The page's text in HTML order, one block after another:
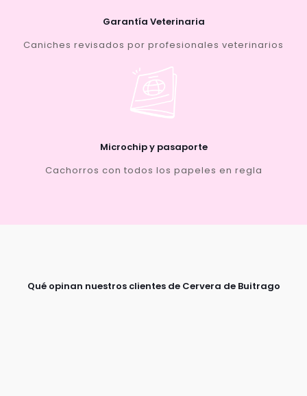
Garantía Veterinaria
Caniches revisados por profesionales veterinarios
Microchip y pasaporte
Cachorros con todos los papeles en regla
Qué opinan nuestros clientes de Cervera de Buitrago